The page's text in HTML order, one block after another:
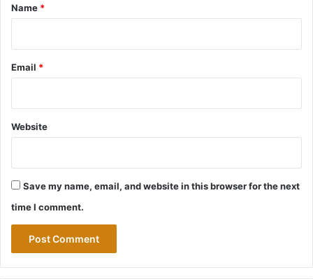
*
Name *
Email *
Website
Save my name, email, and website in this browser for the next
time I comment.